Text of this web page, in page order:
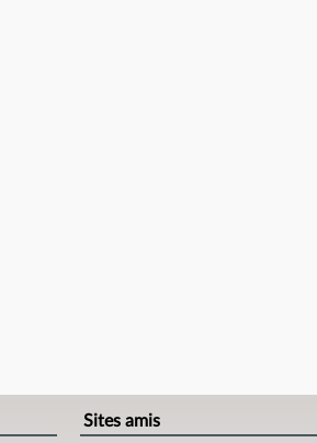
Sites amis